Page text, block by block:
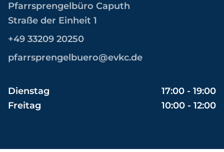
Pfarrsprengelbüro Caputh
Straße der Einheit 1
+49 33209 20250
pfarrsprengelbuero@evkc.de
Dienstag
17:00 - 19:00
Freitag
10:00 - 12:00